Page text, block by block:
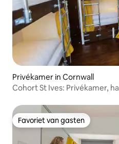
Privékamer in Cornwall
Cohort St Ives: Privékamer,
Favoriet van gasten
Favoriet van gasten